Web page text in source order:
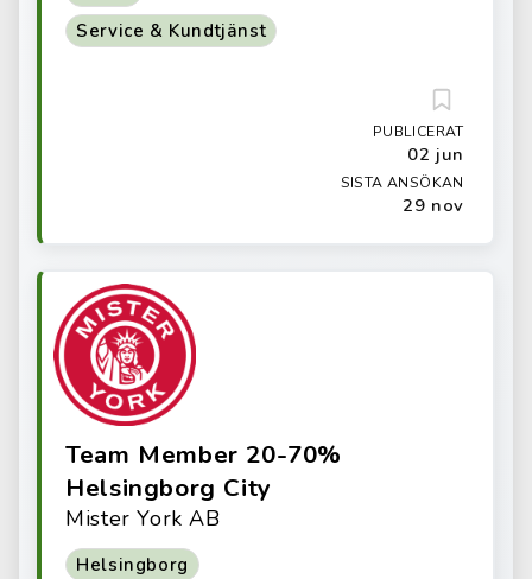
Service & Kundtjänst
PUBLICERAT
02 jun
SISTA ANSÖKAN
29 nov
Team Member 20-70%
Helsingborg City
Mister York AB
Helsingborg